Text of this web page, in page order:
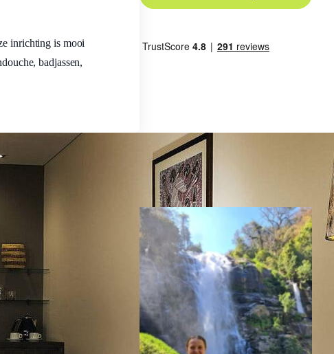
Inspiratie nodig?
inrichting is mooi
badjassen,